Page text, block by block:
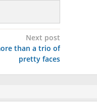
Next post
than a trio of
pretty faces